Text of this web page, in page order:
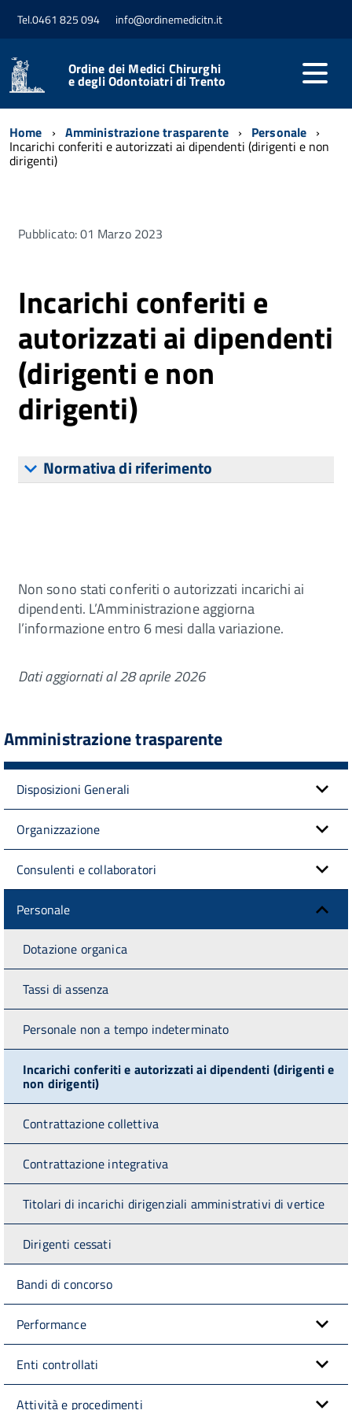
Tel.0461 825 094 info@ordinemedicitn.it
Ordine dei Medici Chirurghi
e degli Odontoiatri di Trento
Home Amministrazione trasparente Personale
Incarichi conferiti e autorizzati ai dipendenti (dirigenti e non
dirigenti)
Pubblicato: 01 Marzo 2023
Incarichi conferiti e
autorizzati ai dipendenti
(dirigenti e non
dirigenti)
Normativa di riferimento
Non sono stati conferiti o autorizzati incarichi ai
dipendenti. L’Amministrazione aggiorna
l’informazione entro 6 mesi dalla variazione.
Dati aggiornati al 28 aprile 2026
Amministrazione trasparente
Disposizioni Generali
Organizzazione
Consulenti e collaboratori
Personale
Dotazione organica
Tassi di assenza
Personale non a tempo indeterminato
Incarichi conferiti e autorizzati ai dipendenti (dirigenti e
non dirigenti)
Contrattazione collettiva
Contrattazione integrativa
Titolari di incarichi dirigenziali amministrativi di vertice
Dirigenti cessati
Bandi di concorso
Performance
Enti controllati
Attività e procedimenti